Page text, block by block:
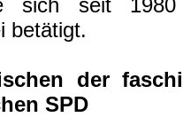
sich seit 1980
betätigt.
der
SPD